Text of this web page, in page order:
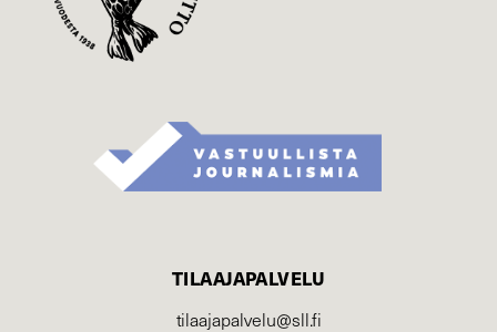
TILAAJAPALVELU
tilaajapalvelu@sll.fi